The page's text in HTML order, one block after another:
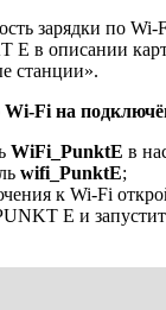
зарядки по
E в описании
станции».
Wi-Fi на
WiFi_PunktE в
wifi_PunktE;
к Wi-Fi
E и